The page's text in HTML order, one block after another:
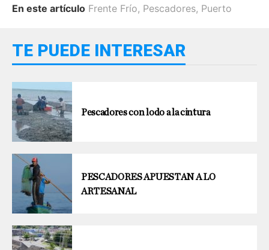
En este artículo Frente Frío, Pescadores, Puerto
TE PUEDE INTERESAR
Pescadores con lodo a la cintura
PESCADORES APUESTAN A LO
ARTESANAL